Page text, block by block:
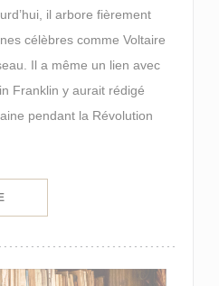
il arbore fièrement
célèbres comme Voltaire
Il a même un lien avec
Franklin y aurait rédigé
pendant la Révolution
((OUVRE UNE NOUVELLE